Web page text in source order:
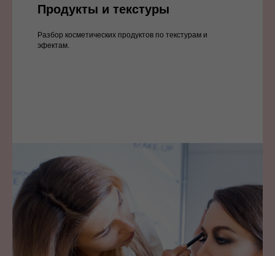
Продукты и текстуры
Разбор косметических продуктов по текстурам и
эфектам.